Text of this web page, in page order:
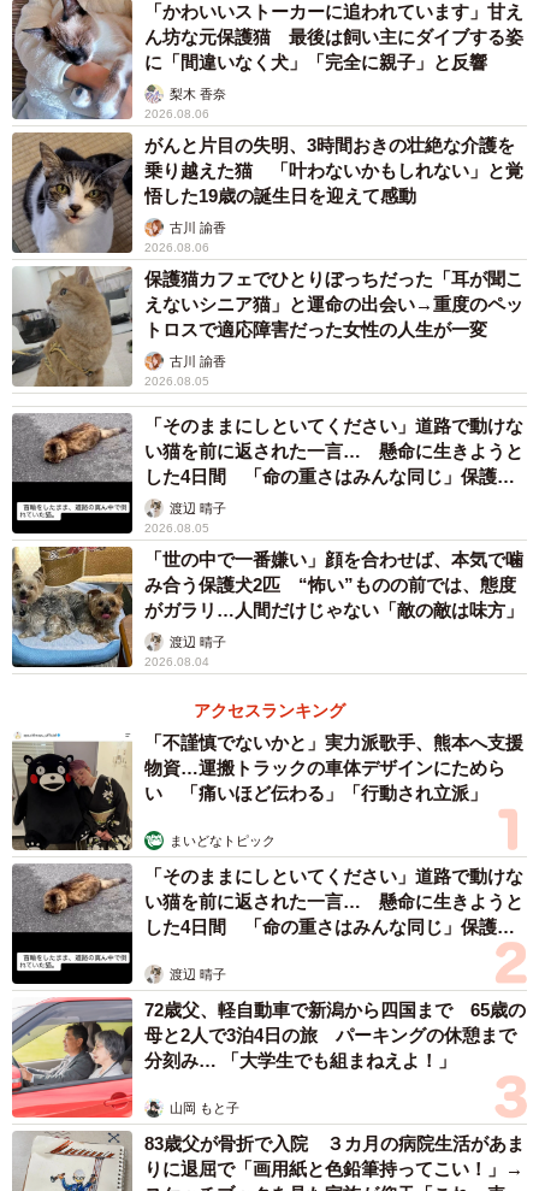
「かわいいストーカーに追われています」甘え
ん坊な元保護猫 最後は飼い主にダイブする姿
に「間違いなく犬」「完全に親子」と反響
梨木 香奈
2026.08.06
がんと片目の失明、3時間おきの壮絶な介護を
乗り越えた猫 「叶わないかもしれない」と覚
悟した19歳の誕生日を迎えて感動
古川 諭香
2026.08.06
保護猫カフェでひとりぼっちだった「耳が聞こ
えないシニア猫」と運命の出会い→重度のペッ
トロスで適応障害だった女性の人生が一変
古川 諭香
2026.08.05
「そのままにしといてください」道路で動けな
い猫を前に返された一言… 懸命に生きようと
した4日間 「命の重さはみんな同じ」保護団
体代表の訴え
渡辺 晴子
2026.08.05
「世の中で一番嫌い」顔を合わせば、本気で噛
み合う保護犬2匹 “怖い”ものの前では、態度
がガラリ…人間だけじゃない「敵の敵は味方」
渡辺 晴子
2026.08.04
アクセスランキング
「不謹慎でないかと」実力派歌手、熊本へ支援
物資…運搬トラックの車体デザインにためら
い 「痛いほど伝わる」「行動され立派」
まいどなトピック
「そのままにしといてください」道路で動けな
い猫を前に返された一言… 懸命に生きようと
した4日間 「命の重さはみんな同じ」保護団
渡辺 晴子
72歳父、軽自動車で新潟から四国まで 65歳の
母と2人で3泊4日の旅 パーキングの休憩まで
分刻み… 「大学生でも組まねえよ！」
山岡 もと子
83歳父が骨折で入院 ３カ月の病院生活があま
りに退屈で「画用紙と色鉛筆持ってこい！」→